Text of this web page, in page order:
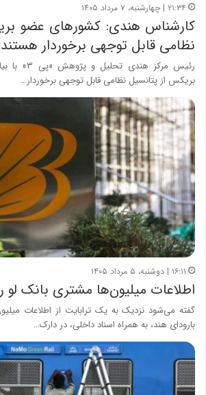
۲۱:۳۴ | چهارشنبه، ۷ مرداد ۱۴۰۵
کارشناس هندی: کشورهای عضو
نظامی قابل توجهی برخوردار هستند
رئیس مرکز
بریکس از پتانسیل نظامی قابل توجهی برخوردار…
۱۶:۱۱ | دوشنبه، ۵ مرداد ۱۴۰۵
اطلاعات میلیون‌ها مشتری بانک لو
گفته می‌شود نزدیک به یک ترابایت از اطلاعات
بارودای هند، به همراه اسناد داخلی، در دارک…